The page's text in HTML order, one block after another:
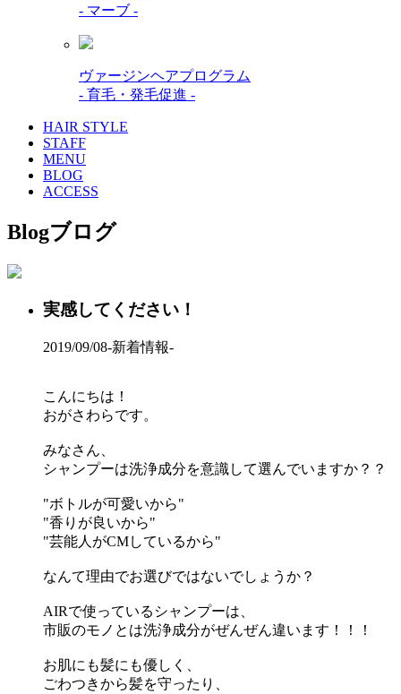
- マーブ -
ヴァージンヘアプログラム
- 育毛・発毛促進 -
HAIR STYLE
STAFF
MENU
BLOG
ACCESS
Blogブログ
実感してください！
2019/09/08-新着情報-
こんにちは！
おがさわらです。
みなさん、
シャンプーは洗浄成分を意識して選んでいますか？？
"ボトルが可愛いから"
"香りが良いから"
"芸能人がCMしているから"
なんて理由でお選びではないでしょうか？
AIRで使っているシャンプーは、
市販のモノとは洗浄成分がぜんぜん違います！！！
お肌にも髪にも優しく、
ごわつきから髪を守ったり、